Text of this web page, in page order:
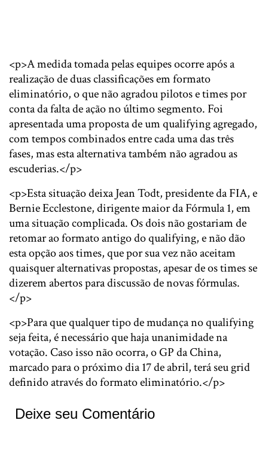
<p>A medida tomada pelas equipes ocorre após a
realização de duas classificações em formato
eliminatório, o que não agradou pilotos e times por
conta da falta de ação no último segmento. Foi
apresentada uma proposta de um qualifying agregado,
com tempos combinados entre cada uma das três
fases, mas esta alternativa também não agradou as
escuderias.</p>
<p>Esta situação deixa Jean Todt, presidente da FIA, e
Bernie Ecclestone, dirigente maior da Fórmula 1, em
uma situação complicada. Os dois não gostariam de
retomar ao formato antigo do qualifying, e não dão
esta opção aos times, que por sua vez não aceitam
quaisquer alternativas propostas, apesar de os times se
dizerem abertos para discussão de novas fórmulas.
</p>
<p>Para que qualquer tipo de mudança no qualifying
seja feita, é necessário que haja unanimidade na
votação. Caso isso não ocorra, o GP da China,
marcado para o próximo dia 17 de abril, terá seu grid
definido através do formato eliminatório.</p>
Deixe seu Comentário